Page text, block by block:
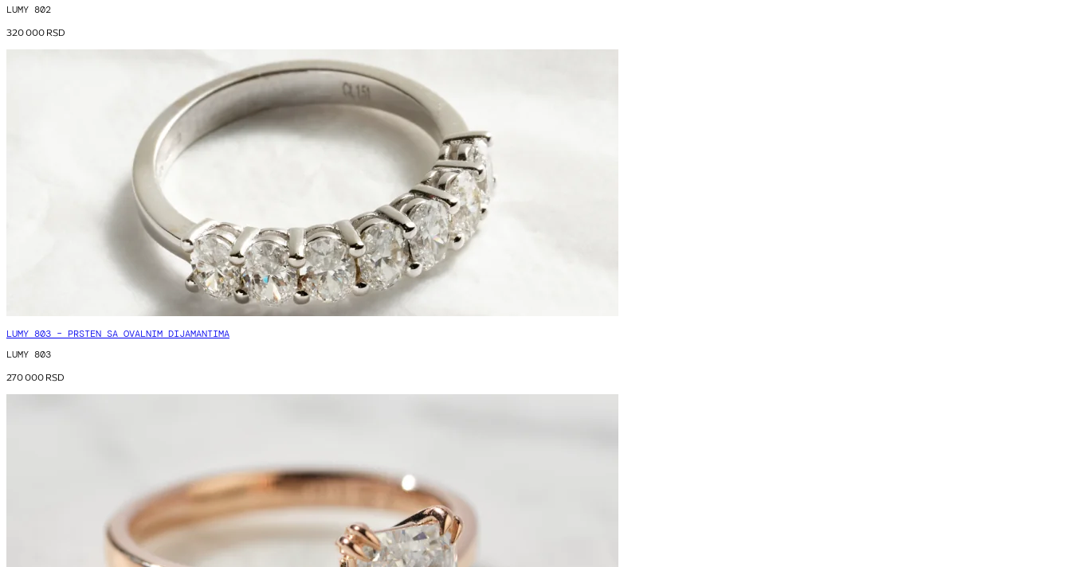
LUMY 802
320 000RSD
LUMY 803 – PRSTEN SA OVALNIM DIJAMANTIMA
LUMY 803
270 000RSD